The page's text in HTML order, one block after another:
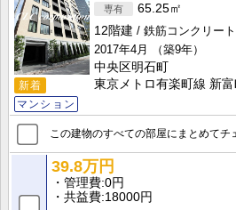
新着
マンション
65.25㎡
12階建
鉄筋コンクリート
2017年4月
（築9年）
中央区明石町
東京メトロ有楽町線 新
この建物のすべての部屋にまとめてチ
39.8万円
管理費 0円
共益費 18000円